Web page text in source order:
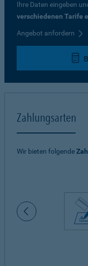
Ihre Daten eingeben
verschiedenen Tarife
Angebot anfordern
Zahlungsarten
Wir bieten folgende